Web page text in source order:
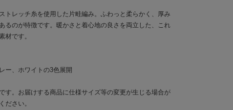
トレッチ糸を使用した片畦編み。ふわっと柔らかく、厚み
るのが特徴です。暖かさと着心地の良さを両立した、これ
材です。
ー、ホワイトの3色展開
す。お届けする商品に仕様サイズ等の変更が生じる場合が
ださい。